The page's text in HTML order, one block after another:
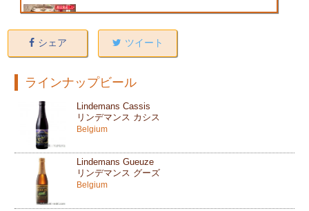
シェア ツイート
ラインナップビール
Lindemans Cassis
リンデマンス カシス
Belgium
Lindemans Gueuze
リンデマンス グーズ
Belgium